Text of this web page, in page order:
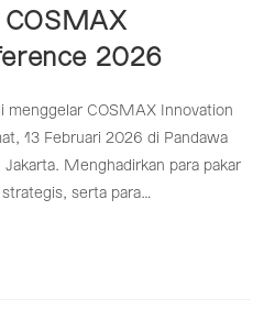
2026
menggelar COSMAX Innovation
13 Februari 2026 di Pandawa
Menghadirkan para pakar
serta para…